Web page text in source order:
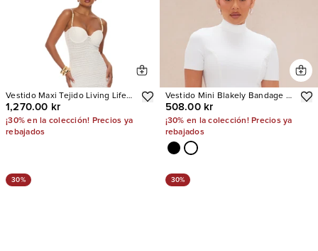
Vestido Maxi Tejido Living Life
Fringe
1,270.00 kr
¡30% en la colección! Precios ya
rebajados
Vestido Mini Blakely Bandage A
Line
508.00 kr
¡30% en la colección! Precios ya
rebajados
30% 30%